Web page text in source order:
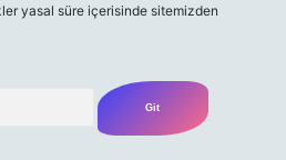
yasal süre içerisinde sitemizden